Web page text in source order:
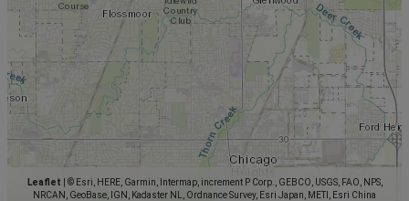
Leaflet
© Esri, HERE, Garmin, Intermap, increment P Corp., GEBCO, USGS, FAO, NPS,
NRCAN, GeoBase, IGN, Kadaster NL, Ordnance Survey, Esri Japan, METI, Esri China